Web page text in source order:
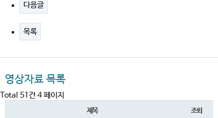
다음글
목록
영상자료 목록
Total 51건 4 페이지
제목 조회